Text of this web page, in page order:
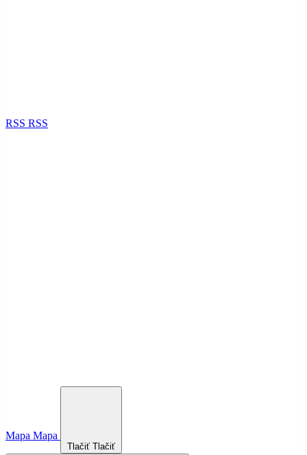
RSS RSS
Mapa Mapa
Tlačiť Tlačiť